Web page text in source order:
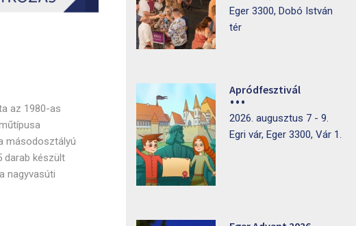
az 1980-as
másodosztályú
darab készült
nagyvasúti
Eger 3300, Dobó István
tér
Apródfesztivál
2026. augusztus 7 - 9.
Egri vár, Eger 3300, Vár 1.